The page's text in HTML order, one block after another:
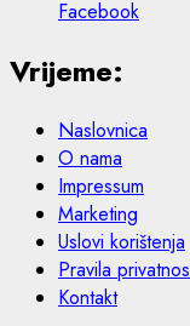
Facebook
Vrijeme:
Naslovnica
O nama
Impressum
Marketing
Uslovi korištenja
Pravila
Kontakt